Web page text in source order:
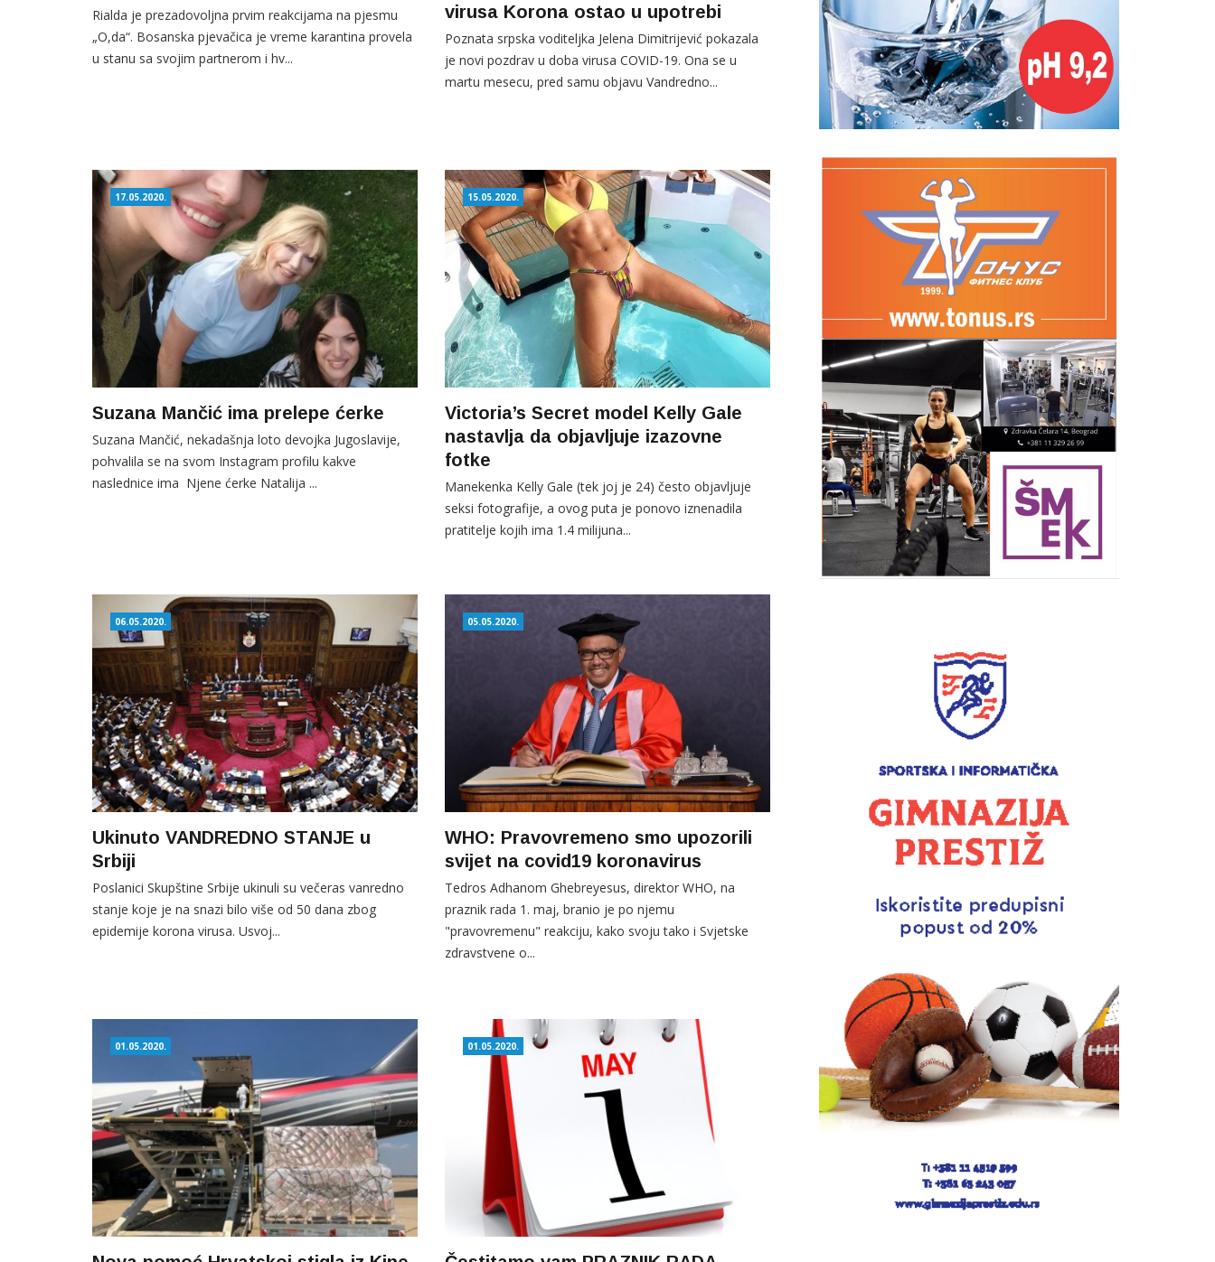
Rialda je prezadovoljna prvim reakcijama na pjesmu
„O,da“. Bosanska pjevačica je vreme karantina provela
u stanu sa svojim partnerom i hv...
virusa Korona ostao u upotrebi
Poznata srpska voditeljka Jelena Dimitrijević pokazala
je novi pozdrav u doba virusa COVID-19. Ona se u
martu mesecu, pred samu objavu Vandredno...
17.05.2020.
Suzana Mančić ima prelepe ćerke
Suzana Mančić, nekadašnja loto devojka Jugoslavije,
pohvalila se na svom Instagram profilu kakve
naslednice ima Njene ćerke Natalija ...
15.05.2020.
Victoria’s Secret model Kelly Gale
nastavlja da objavljuje izazovne
fotke
Manekenka Kelly Gale (tek joj je 24) često objavljuje
seksi fotografije, a ovog puta je ponovo iznenadila
pratitelje kojih ima 1.4 milijuna...
06.05.2020.
Ukinuto VANDREDNO STANJE u
Srbiji
Poslanici Skupštine Srbije ukinuli su večeras vanredno
stanje koje je na snazi bilo više od 50 dana zbog
epidemije korona virusa. Usvoj...
05.05.2020.
WHO: Pravovremeno smo upozorili
svijet na covid19 koronavirus
Tedros Adhanom Ghebreyesus, direktor WHO, na
praznik rada 1. maj, branio je po njemu
"pravovremenu" reakciju, kako svoju tako i Svjetske
zdravstvene o...
01.05.2020. 01.05.2020.